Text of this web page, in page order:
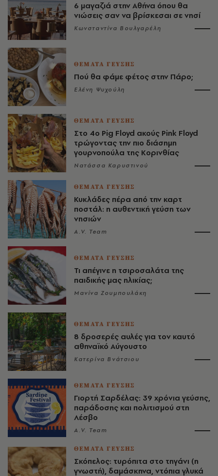
6 μαγαζιά στην Αθήνα όπου θα
νιώσεις σαν να βρίσκεσαι σε νησί
Κωνσταντίνα Βουλγαρέλη
ΘΕΜΑΤΑ ΓΕΥΣΗΣ
Πού θα φάμε φέτος στην Πάρο;
Ελένη Ψυχούλη
ΘΕΜΑΤΑ ΓΕΥΣΗΣ
Στο 4ο Pig Floyd ακούς Pink Floyd
τρώγοντας την πιο διάσημη
γουρνοπούλα της Κορινθίας
Νατάσσα Καρυστινού
ΘΕΜΑΤΑ ΓΕΥΣΗΣ
Κυκλάδες πέρα από την καρτ
ποστάλ: η αυθεντική γεύση των
νησιών
A.V. Team
ΘΕΜΑΤΑ ΓΕΥΣΗΣ
Τι απέγινε η τσιροσαλάτα της
παιδικής μας ηλικίας;
Μανίνα Ζουμπουλάκη
ΘΕΜΑΤΑ ΓΕΥΣΗΣ
8 δροσερές αυλές για τον καυτό
αθηναϊκό Αύγουστο
Κατερίνα Βνάτσιου
ΘΕΜΑΤΑ ΓΕΥΣΗΣ
Γιορτή Σαρδέλας: 39 χρόνια γεύσης,
παράδοσης και πολιτισμού στη
Λέσβο
A.V. Team
ΘΕΜΑΤΑ ΓΕΥΣΗΣ
Σκόπελος: τυρόπιτα στο τηγάνι (η
γνωστή), δαμάσκηνα, ντόπια γλυκά